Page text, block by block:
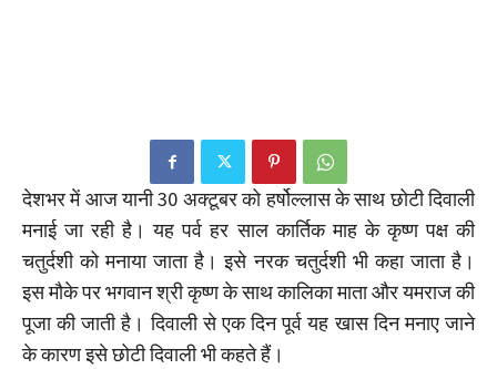
देशभर में आज यानी 30 अक्टूबर को हर्षोल्लास के साथ छोटी दिवाली
मनाई जा रही है। यह पर्व हर साल कार्तिक माह के कृष्ण पक्ष की
चतुर्दशी को मनाया जाता है। इसे नरक चतुर्दशी भी कहा जाता है।
इस मौके पर भगवान श्री कृष्ण के साथ कालिका माता और यमराज की
पूजा की जाती है। दिवाली से एक दिन पूर्व यह खास दिन मनाए जाने
के कारण इसे छोटी दिवाली भी कहते हैं।